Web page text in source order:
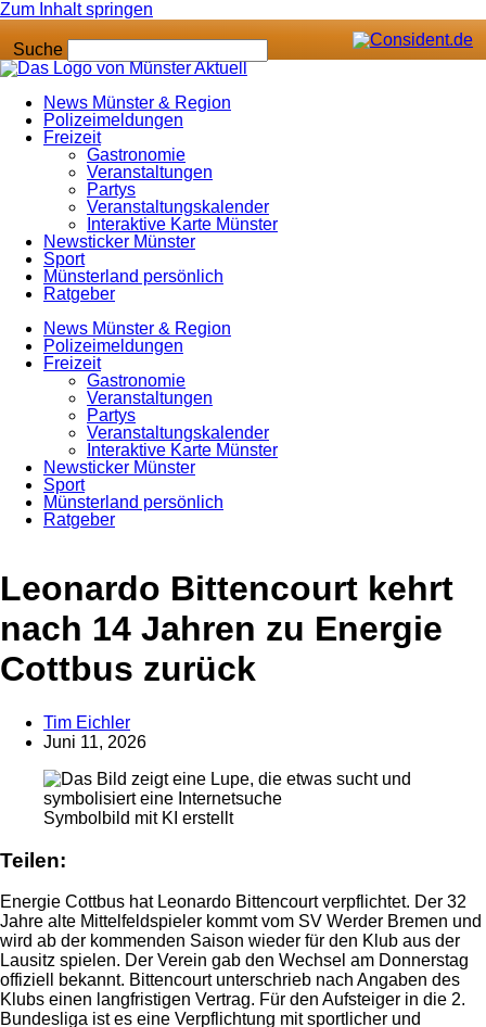
Zum Inhalt springen
Suche
News Münster & Region
Polizeimeldungen
Freizeit
Gastronomie
Veranstaltungen
Partys
Veranstaltungskalender
Interaktive Karte Münster
Newsticker Münster
Sport
Münsterland persönlich
Ratgeber
News Münster & Region
Polizeimeldungen
Freizeit
Gastronomie
Veranstaltungen
Partys
Veranstaltungskalender
Interaktive Karte Münster
Newsticker Münster
Sport
Münsterland persönlich
Ratgeber
Leonardo Bittencourt kehrt
nach 14 Jahren zu Energie
Cottbus zurück
Tim Eichler
Juni 11, 2026
Symbolbild mit KI erstellt
Teilen:
Energie Cottbus hat Leonardo Bittencourt verpflichtet. Der 32
Jahre alte Mittelfeldspieler kommt vom SV Werder Bremen und
wird ab der kommenden Saison wieder für den Klub aus der
Lausitz spielen. Der Verein gab den Wechsel am Donnerstag
offiziell bekannt. Bittencourt unterschrieb nach Angaben des
Klubs einen langfristigen Vertrag. Für den Aufsteiger in die 2.
Bundesliga ist es eine Verpflichtung mit sportlicher und